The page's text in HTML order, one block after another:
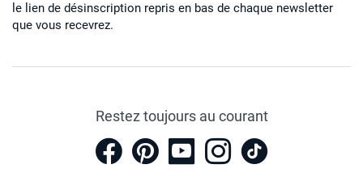
le lien de désinscription repris en bas de chaque newsletter
que vous recevrez.
Restez toujours au courant